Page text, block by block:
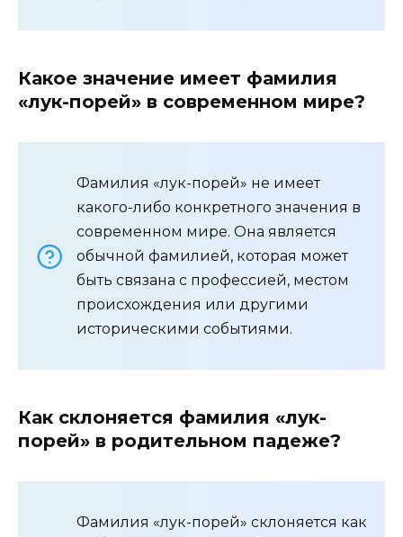
Какое значение имеет фамилия
«лук-порей» в современном мире?
Фамилия «лук-порей» не имеет
какого-либо конкретного значения в
современном мире. Она является
обычной фамилией, которая может
быть связана с профессией, местом
происхождения или другими
историческими событиями.
Как склоняется фамилия «лук-
порей» в родительном падеже?
Фамилия «лук-порей» склоняется как